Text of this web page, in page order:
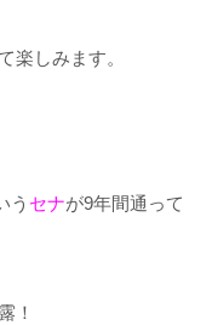
楽しみます。
う セナが9年間通って
！